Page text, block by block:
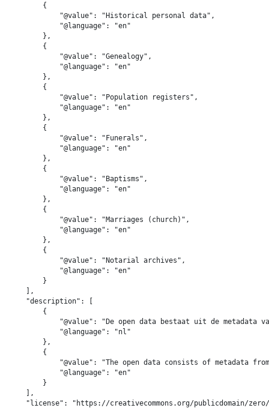
        {
            "@value": "Historical personal data",
            "@language": "en"
        },
        {
            "@value": "Genealogy",
            "@language": "en"
        },
        {
            "@value": "Population registers",
            "@language": "en"
        },
        {
            "@value": "Funerals",
            "@language": "en"
        },
        {
            "@value": "Baptisms",
            "@language": "en"
        },
        {
            "@value": "Marriages (church)",
            "@language": "en"
        },
        {
            "@value": "Notarial archives",
            "@language": "en"
        }
    ],
    "description": [
        {
"@value": "De open data bestaat uit de metadata
            "@language": "nl"
        },
        {
"@value": "The open data consists of metadata
            "@language": "en"
        }
    ],
"license": "https://creativecommons.org/publicdomain/